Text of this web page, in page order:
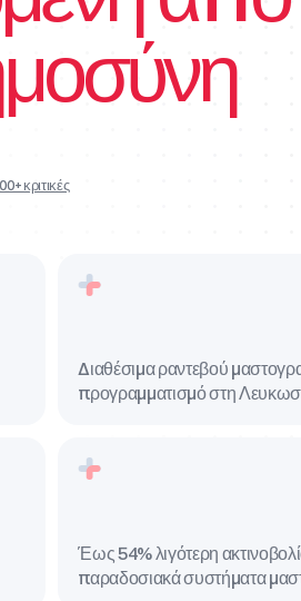
κριτικές
Διαθέσιμα ραντεβού
προγραμματισμό στη
Έως 54% λιγότερη
παραδοσιακά συστήματα